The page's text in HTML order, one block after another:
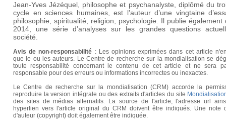
Jean-Yves Jézéquel, philosophe et psychanalyste, diplômé du
cycle en sciences humaines, est l’auteur d’une vingtaine
philosophie, spiritualité, religion, psychologie. Il publie également
2014, une série d’analyses sur les grandes questions
société.
Avis de non-responsabilité : Les opinions exprimées dans cet article
que le ou les auteurs. Le Centre de recherche sur la mondialisation se
toute responsabilité concernant le contenu de cet article et ne sera
responsable pour des erreurs ou informations incorrectes ou inexactes.
Le Centre de recherche sur la mondialisation (CRM) accorde la
reproduire la version intégrale ou des extraits d'articles du site
des sites de médias alternatifs. La source de l'article, l'adresse url
hyperlien vers l'article original du CRM doivent être indiqués. Une note
d'auteur (copyright) doit également être indiquée.